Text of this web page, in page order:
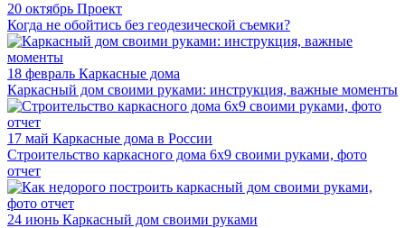
20 октябрь Проект
Когда не обойтись без геодезической съемки?
18 февраль Каркасные дома
Каркасный дом своими руками: инструкция, важные моменты
17 май Каркасные дома в России
Строительство каркасного дома 6х9 своими руками, фото
отчет
24 июнь Каркасный дом своими руками